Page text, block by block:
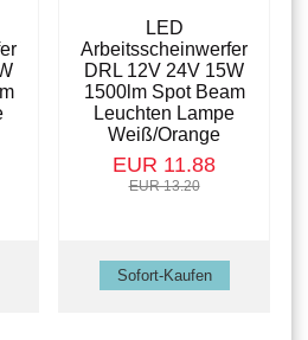
LED
Arbeitsscheinwerfer
DRL 12V 24V 15W
1500lm Spot Beam
Leuchten Lampe
Weiß/Orange
EUR 11.88
EUR 13.20